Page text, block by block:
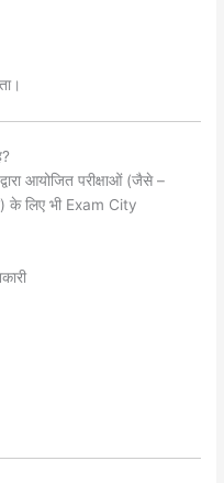
आयोजित परीक्षाओं (जैसे –
लिए भी Exam City